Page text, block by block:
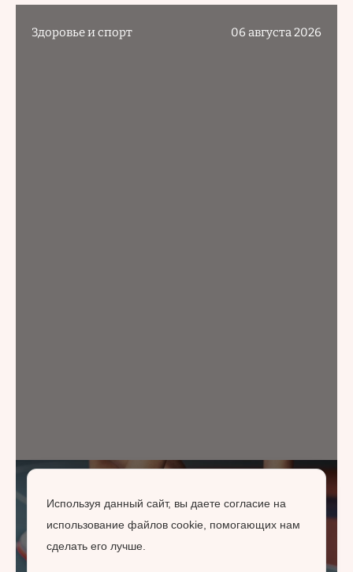
Здоровье и спорт 06 августа 2026
Используя данный сайт, вы даете согласие на
использование файлов cookie, помогающих нам
сделать его лучше.